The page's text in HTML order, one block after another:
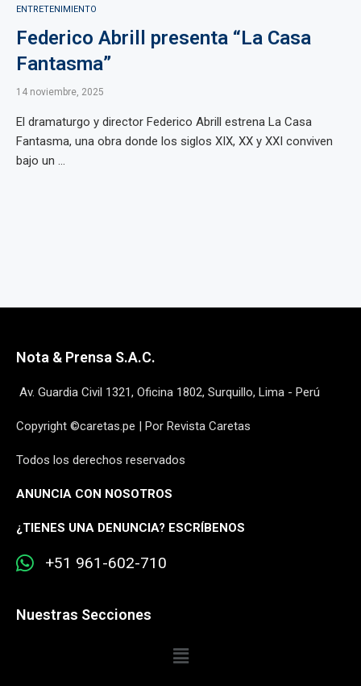
ENTRETENIMIENTO
Federico Abrill presenta “La Casa
Fantasma”
14 noviembre, 2025
El dramaturgo y director Federico Abrill estrena La Casa
Fantasma, una obra donde los siglos XIX, XX y XXI conviven
bajo un ...
Nota & Prensa S.A.C.
Av. Guardia Civil 1321, Oficina 1802, Surquillo, Lima - Perú
Copyright ©caretas.pe | Por Revista Caretas
Todos los derechos reservados
ANUNCIA CON NOSOTROS
¿TIENES UNA DENUNCIA? ESCRÍBENOS
+51 961-602-710
Nuestras Secciones